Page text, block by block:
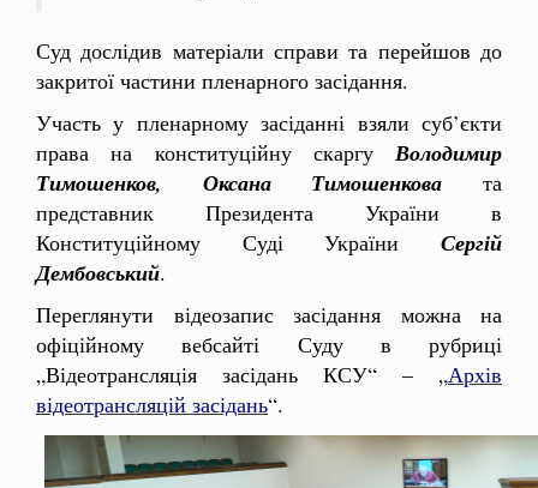
Суд дослідив матеріали справи та перейшов до
закритої частини пленарного засідання.
Участь у пленарному засіданні взяли суб’єкти
права на конституційну скаргу Володимир
Тимошенков, Оксана Тимошенкова та
представник Президента України в
Конституційному Суді України Сергій
Дембовський.
Переглянути відеозапис засідання можна на
офіційному вебсайті Суду в рубриці
„Відеотрансляція засідань КСУ“ – „Архів
відеотрансляцій засідань“.